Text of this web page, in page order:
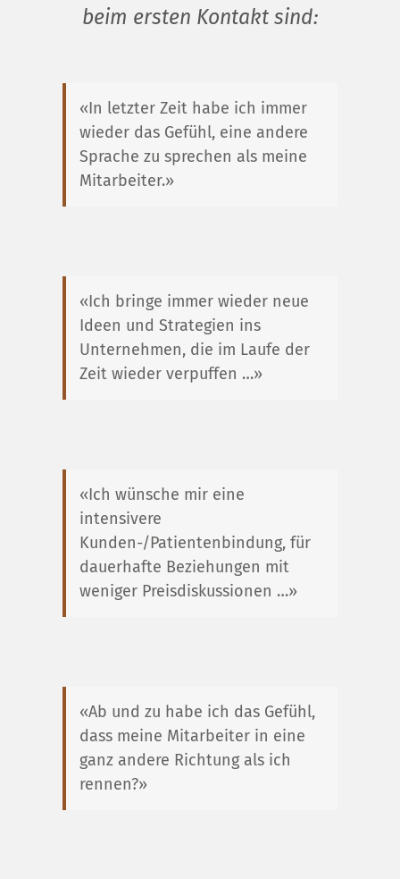
beim ersten Kontakt sind:
«In letzter Zeit habe ich immer
wieder das Gefühl, eine andere
Sprache zu sprechen als meine
Mitarbeiter.»
«Ich bringe immer wieder neue
Ideen und Strategien ins
Unternehmen, die im Laufe der
Zeit wieder verpuffen …»
«Ich wünsche mir eine
intensivere
Kunden-/Patientenbindung, für
dauerhafte Beziehungen mit
weniger Preisdiskussionen …»
«Ab und zu habe ich das Gefühl,
dass meine Mitarbeiter in eine
ganz andere Richtung als ich
rennen?»